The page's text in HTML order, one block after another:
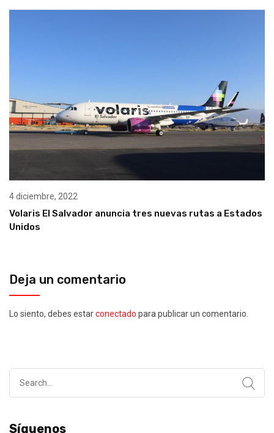
4 diciembre, 2022
Volaris El Salvador anuncia tres nuevas rutas a Estados
Unidos
Deja un comentario
Lo siento, debes estarconectado para publicar un comentario.
Síguenos